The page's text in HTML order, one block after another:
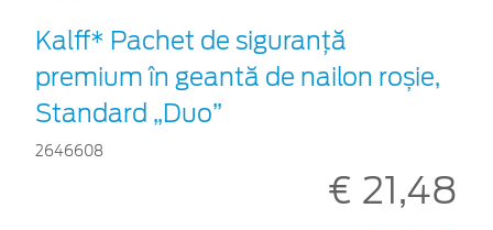
Kalff* Pachet de siguranţă
premium în geantă de nailon roșie,
Standard „Duo”
2646608
€ 21,48